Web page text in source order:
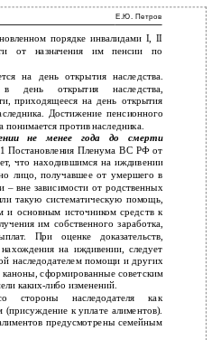
Е.Ю. Петров
порядке инвалидами I, II
от назначения им пенсии по
на день открытия наследства.
в день открытия наследства,
приходящееся на день открытия
Достижение пенсионного
понимается против наследника.
не менее года до смерти
Постановления Пленума ВС РФ от
что находившимся на иждивении
лицо, получавшее от умершего в
– вне зависимости от родственных
такую систематическую помощь,
и основным источником средств к
им собственного заработка,
При оценке доказательств,
на иждивении, следует
наследодателем помощи и других
сформированные советским
каких-либо изменений.
наследодателя как
к уплате алиментов).
предусмотрены семейным